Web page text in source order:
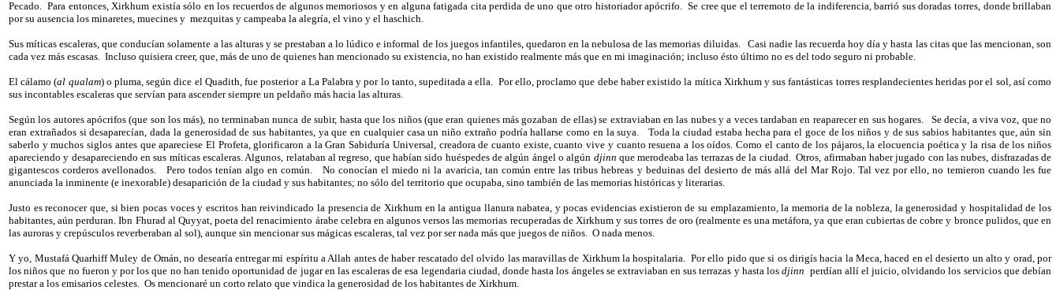
Pecado. Para entonces, Xirkhum existía sólo en los recuerdos de algunos memoriosos y en alguna fatigada cita perdida de uno que otro historiador apócrifo. Se cree que el terremoto de la indiferencia, barrió sus doradas torres, donde brillaban
por su ausencia los minaretes, muecines y mezquitas y campeaba la alegría, el vino y el haschich.
Sus míticas escaleras, que conducían solamente a las alturas y se prestaban a lo lúdico e informal de los juegos infantiles, quedaron en la nebulosa de las memorias diluidas.
Casi nadie las recuerda hoy día y hasta las citas que las mencionan, son
cada vez más escasas. Incluso quisiera creer, que, más de uno de quienes han mencionado su existencia, no han existido realmente más que en mi imaginación; incluso ésto último no es del todo seguro ni probable.
El cálamo (al qualam) o pluma, según dice el Quadith, fue posterior a La Palabra y por lo tanto, supeditada a ella. Por ello, proclamo que debe haber existido la mítica Xirkhum y sus fantásticas torres resplandecientes heridas por el sol, así como
sus incontables escaleras que servían para ascender siempre un peldaño más hacia las alturas.
Según los autores apócrifos (que son los más), no terminaban nunca de subir, hasta que los niños (que eran quienes más gozaban de ellas) se extraviaban en las nubes y a veces tardaban en reaparecer en sus hogares.
Se decía, a viva voz, que no
eran extrañados si desaparecían, dada la generosidad de sus habitantes, ya que en cualquier casa un niño extraño podría hallarse como en la suya.
Toda la ciudad estaba hecha para el goce de los niños y de sus sabios habitantes que, aún sin
saberlo y muchos siglos antes que apareciese El Profeta, glorificaron a la Gran Sabiduría Universal, creadora de cuanto existe, cuanto vive y cuanto resuena a los oídos. Como el canto de los pájaros, la elocuencia poética y la risa de los niños
apareciendo y desapareciendo en sus míticas escaleras. Algunos, relataban al regreso, que habían sido huéspedes de algún ángel o algún djinn que merodeaba las terrazas de la ciudad. Otros, afirmaban haber jugado con las nubes, disfrazadas de
gigantescos corderos avellonados.
Pero todos tenían algo en común.
No conocían el miedo ni la avaricia, tan común entre las tribus hebreas y beduinas del desierto de más allá del Mar Rojo. Tal vez por ello, no temieron cuando les fue
anunciada la inminente (e inexorable) desaparición de la ciudad y sus habitantes; no sólo del territorio que ocupaba, sino también de las memorias históricas y literarias.
Justo es reconocer que, si bien pocas voces y escritos han reivindicado la presencia de Xirkhum en la antigua llanura nabatea, y pocas evidencias existieron de su emplazamiento, la memoria de la nobleza, la generosidad y hospitalidad de los
habitantes, aún perduran. Ibn Fhurad al Quyyat, poeta del renacimiento árabe celebra en algunos versos las memorias recuperadas de Xirkhum y sus torres de oro (realmente es una metáfora, ya que eran cubiertas de cobre y bronce pulidos, que en
las auroras y crepúsculos reverberaban al sol), aunque sin mencionar sus mágicas escaleras, tal vez por ser nada más que juegos de niños. O nada menos.
Y yo, Mustafá Quarhiff Muley de Omán, no desearía entregar mi espíritu a Allah antes de haber rescatado del olvido las maravillas de Xirkhum la hospitalaria. Por ello pido que si os dirigís hacia la Meca, haced en el desierto un alto y orad, por
los niños que no fueron y por los que no han tenido oportunidad de jugar en las escaleras de esa legendaria ciudad, donde hasta los ángeles se extraviaban en sus terrazas y hasta losdjinn perdían allí el juicio, olvidando los servicios que debían
prestar a los emisarios celestes. Os mencionaré un corto relato que vindica la generosidad de los habitantes de Xirkhum.